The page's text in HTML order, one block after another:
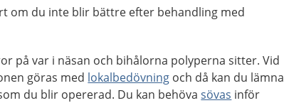
om du inte blir bättre efter behandling med
på var i näsan och bihålorna polyperna sitter. Vid
göras med lokalbedövning och då kan du lämna
du blir opererad. Du kan behövasövas inför